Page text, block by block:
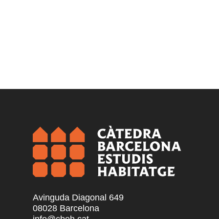
Avinguda Diagonal 649
08028 Barcelona